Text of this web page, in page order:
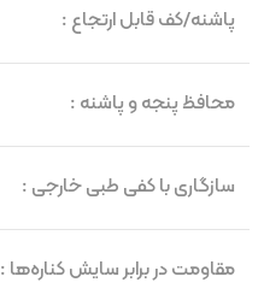
پاشنه/کف قابل ارتجاع :
محافظ پنجه و پاشنه :
سازگاری با کفی طبی خارجی :
مقاومت در برابر سایش کناره‌ها :